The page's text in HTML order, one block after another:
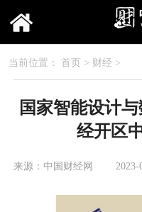
当前位置： 首页 > 财经>
国家智能设计
经开区
来源：中国财经网 2023-